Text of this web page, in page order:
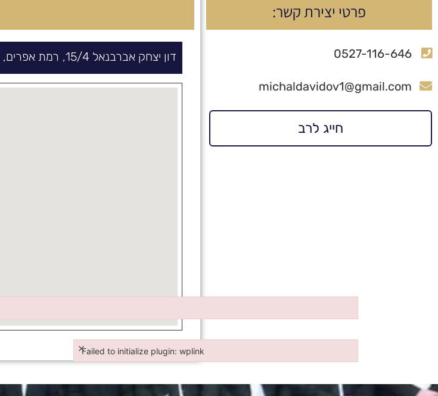
פרטי יצירת קשר:
0527-116-646
michaldavidov1@gmail.com
חייג לרב
דון יצחק אברבנאל 4/
15, רמת אפרים,
Failed to initialize plugin: wplink
×
Failed to initialize plugin: wplink